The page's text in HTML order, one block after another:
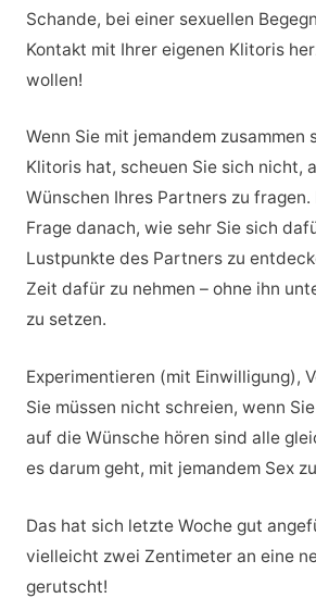
Schande, bei einer sexuellen
Kontakt mit Ihrer eigenen Klitoris
wollen!
Wenn Sie mit jemandem zusammen
Klitoris hat, scheuen Sie sich nicht,
Wünschen Ihres Partners zu
Frage danach, wie sehr Sie sich
Lustpunkte des Partners zu
Zeit dafür zu nehmen – ohne ihn
zu setzen.
Experimentieren (mit Einwilligung),
Sie müssen nicht schreien, wenn
auf die Wünsche hören sind alle
es darum geht, mit jemandem Sex
Das hat sich letzte Woche gut
vielleicht zwei Zentimeter an eine
gerutscht!